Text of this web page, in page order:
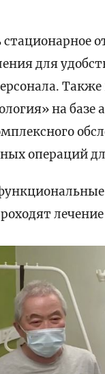
стационарное
для
на базе
операций